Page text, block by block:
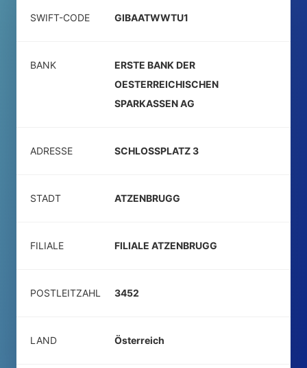
SWIFT-CODE GIBAATWWTU1
BANK
ERSTE BANK DER
OESTERREICHISCHEN
SPARKASSEN AG
ADRESSE SCHLOSSPLATZ 3
STADT ATZENBRUGG
FILIALE FILIALE ATZENBRUGG
POSTLEITZAHL 3452
LAND Österreich